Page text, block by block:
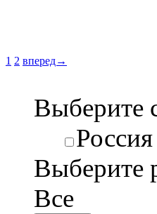
1 2 вперед→
Выберите
Россия
Выберите
Все